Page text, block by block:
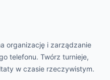
organizację i zarządzanie
telefonu. Twórz turnieje,
w czasie rzeczywistym.